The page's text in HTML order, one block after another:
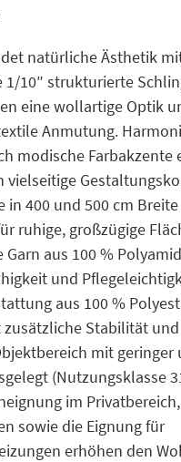
natürliche Ästhetik
1/10″ strukturierte
eine wollartige Optik
Anmutung.
modische Farbakzente
vielseitige
in 400 und 500 cm
ruhige, großzügige
aus 100 %
und
aus 100 %
Stabilität
mit geringer
(Nutzungsklasse
im
sowie die Eignung für
erhöhen den